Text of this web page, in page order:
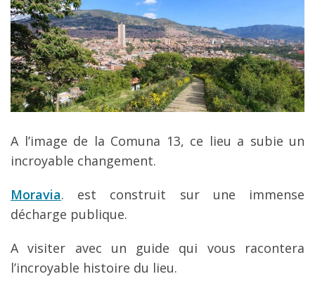
A l’image de la Comuna 13, ce lieu a subie un
incroyable changement.
Moravia. est construit sur une immense
décharge publique.
A visiter avec un guide qui vous racontera
l’incroyable histoire du lieu.